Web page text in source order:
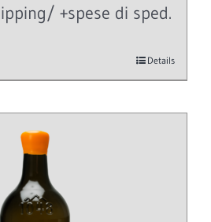
+spese di sped.
Details